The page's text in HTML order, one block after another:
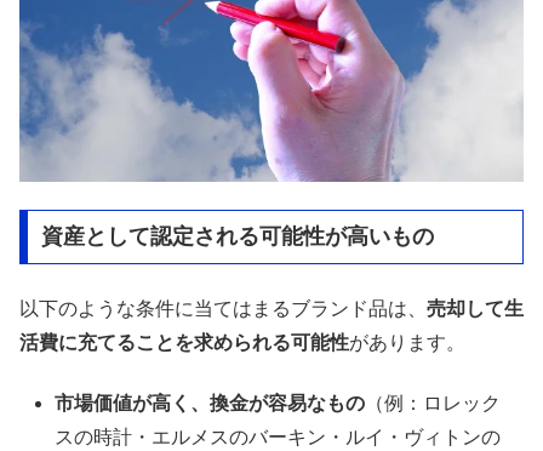
資産として認定される可能性が高いもの
以下のような条件に当てはまるブランド品は、 売却して生
活費に充てることを求められる可能性があります。
市場価値が高く、換金が容易なもの （例：ロレック
スの時計・エルメスのバーキン・ルイ・ヴィトンの